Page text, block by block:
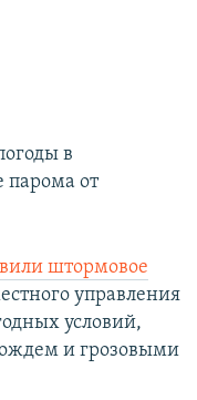
в
от
штормовое
управления
условий,
и грозовыми